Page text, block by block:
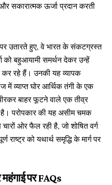
सकारात्मक ऊर्जा प्रदान करती
पर उतारते हुए, वे भारत के संकटग्रस्त
को बहुआयामी समर्थनदेकर उन्हें
कर रहे हैं। उनकी यह व्यापक
में व्याप्त घोर आर्थिक तंगी के एक
बाहर फूटने वाले एक तीव्र
परोपकार की यह असीम चमक
ओर फैल रही है, जो शोषित वर्ग
राष्ट्र को यथार्थ समृद्धि के मार्ग पर
पर FAQs